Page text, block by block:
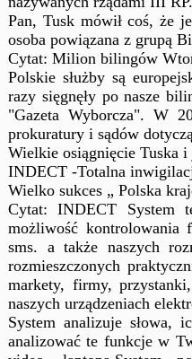
Pan, Tusk mówił coś, że
osoba powiązana z grupą
Cytat: Milion bilingów
Polskie służby są
razy sięgnęły po nasze
"Gazeta Wyborcza". W
prokuratury i sądów
Wielkie osiągnięcie Tuska
INDECT -Totalna
Wielko sukces „ Polska
Cytat: INDECT System
możliwość kontrolowania
sms. a także naszych
rozmieszczonych
markety, firmy,
naszych urządzeniach
System analizuje słowa,
analizować te funkcje w